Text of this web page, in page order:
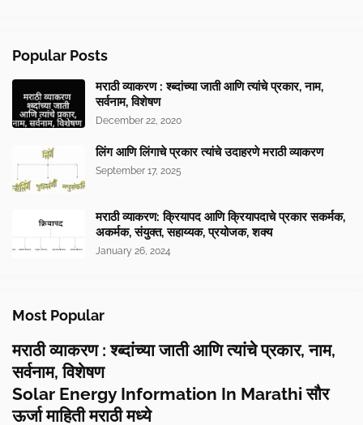
Popular Posts
मराठी व्याकरण : श्ब्दांच्या जाती आणि त्यांचे प्रकार, नाम,
सर्वनाम, विशेषण
December 22, 2020
लिंग आणि लिंगाचे प्रकार त्यांचे उदाहरणे मराठी व्याकरण
September 17, 2025
मराठी व्याकरण: क्रियापद आणि क्रियापदाचे प्रकार सकर्मक,
अकर्मक, संयुक्त, सहाय्यक, प्रयोजक, शक्य
January 26, 2024
Most Popular
मराठी व्याकरण : श्ब्दांच्या जाती आणि त्यांचे प्रकार, नाम,
सर्वनाम, विशेषण
Solar Energy Information In Marathi सौर
ऊर्जा माहिती मराठी मध्ये